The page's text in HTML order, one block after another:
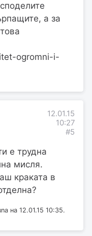
а за
ogromni-i-
12.01.15
10:27
#5
е трудна
мисля.
краката в
на 12.01.15 10:35.